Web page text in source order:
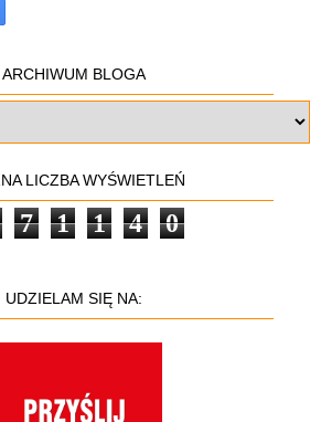
ARCHIWUM BLOGA
LICZBA WYŚWIETLEŃ
7 1 1 4 0
UDZIELAM SIĘ NA: